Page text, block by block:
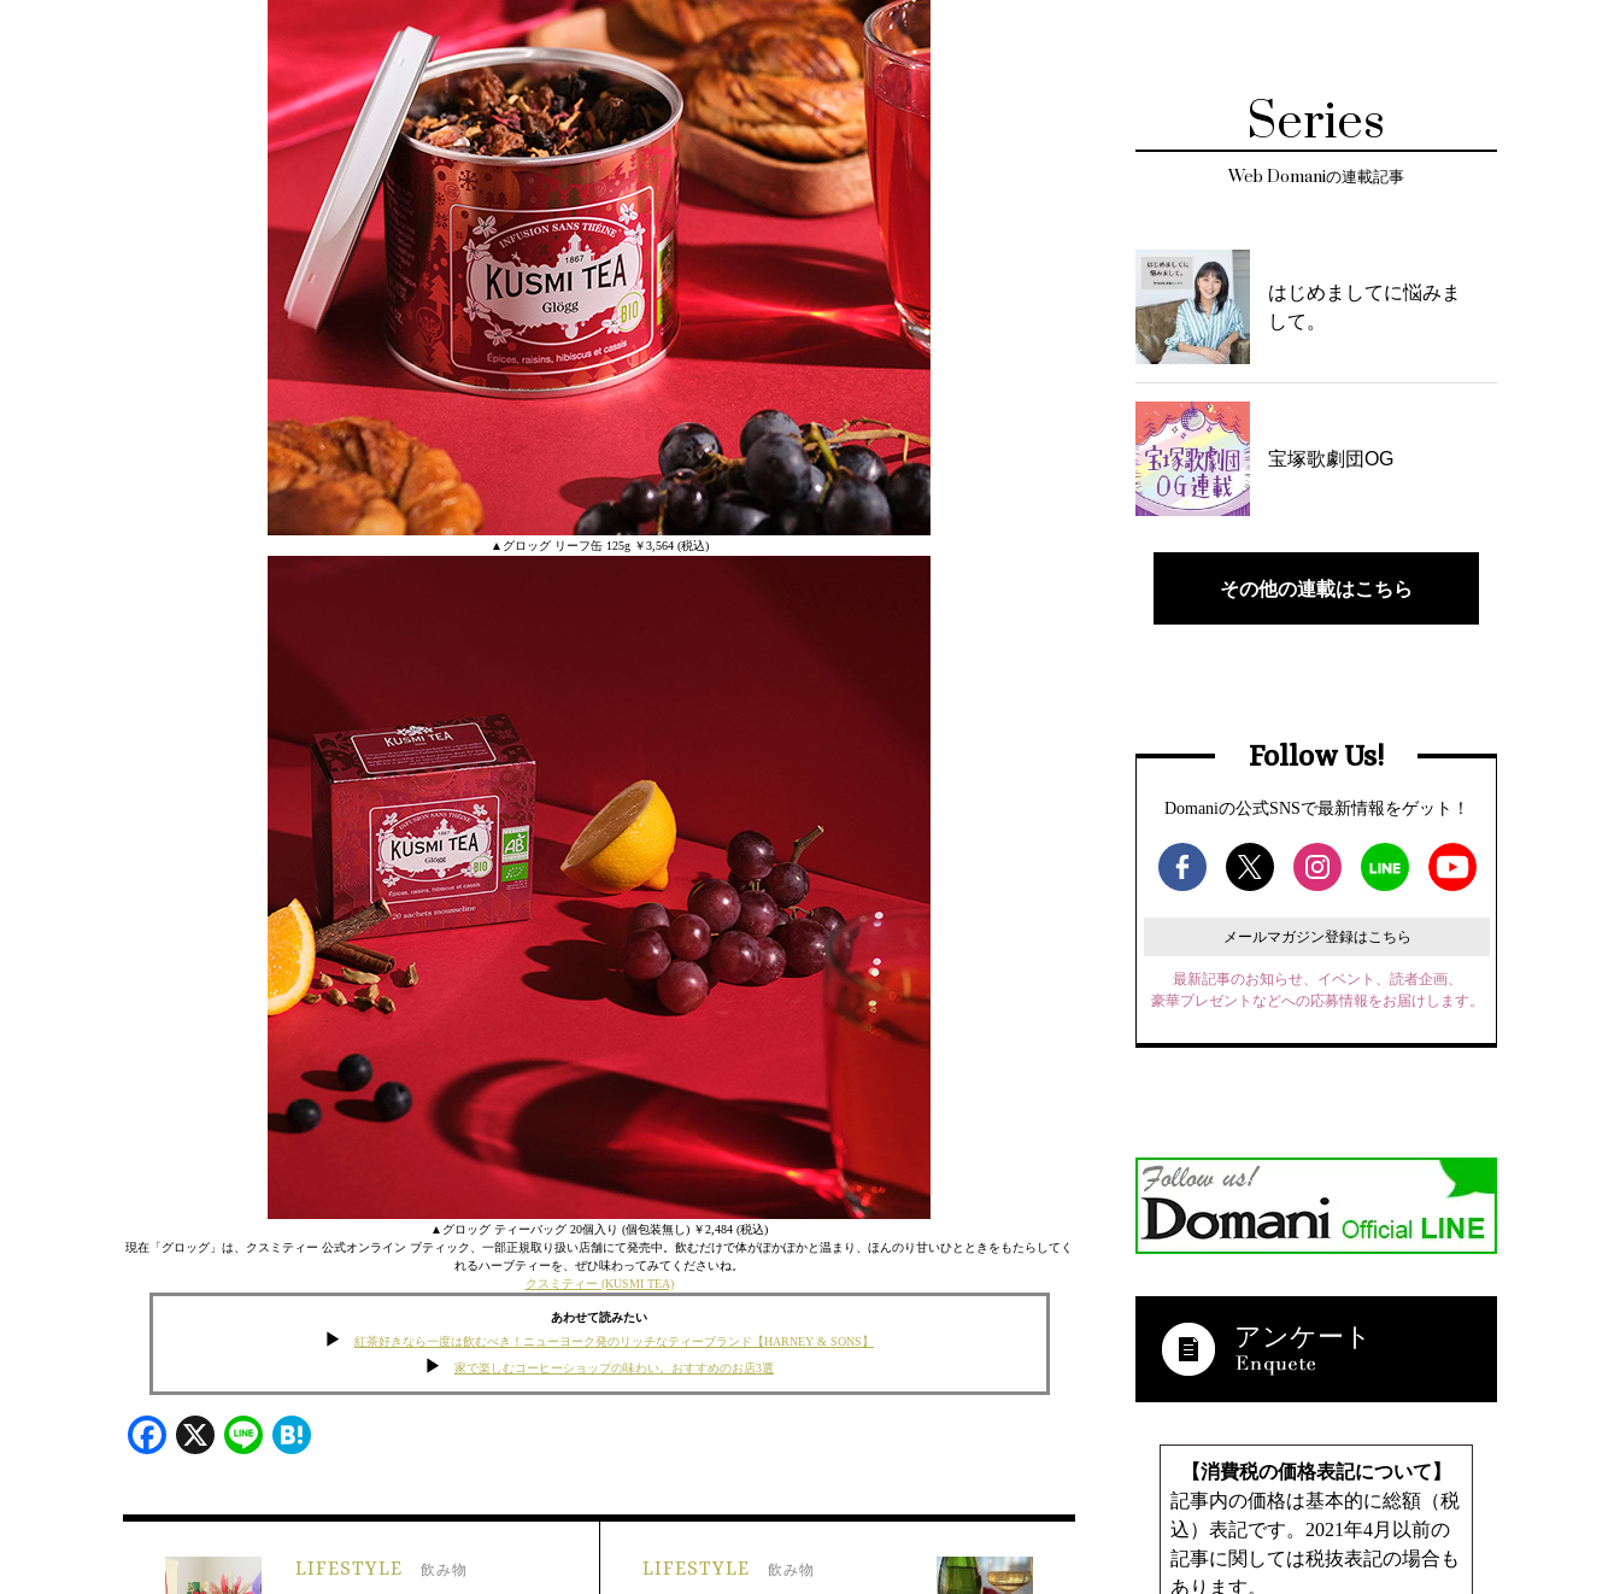
▲グロッグ リーフ缶 125g ￥3,564 (税込)
▲グロッグ ティーバッグ 20個入り (個包装無し) ￥2,484 (税込)
現在「グロッグ」は、クスミティー 公式オンライン ブティック、一部正規取り扱い店舗にて発売中。飲むだけで体がぽかぽかと温まり、ほんのり甘いひとときをもたらしてく
れるハーブティーを、ぜひ味わってみてくださいね。
クスミティー (KUSMI TEA)
あわせて読みたい
紅茶好きなら一度は飲むべき！ニューヨーク発のリッチなティーブランド【HARNEY & SONS】
家で楽しむコーヒーショップの味わい。おすすめのお店3選
Facebook
X Line
LIFESTYLE 飲み物 LIFESTYLE 飲み物
Series
Web Domaniの連載記事
はじめましてに悩みま
して。
宝塚歌劇団OG
その他の連載はこちら
Follow Us!
Domaniの公式SNSで最新情報をゲット！
メールマガジン登録はこちら
最新記事のお知らせ、イベント、読者企画、
豪華プレゼントなどへの応募情報をお届けします。
アンケート
【消費税の価格表記について】
記事内の価格は基本的に総額（税
込）表記です。2021年4月以前の
記事に関しては税抜表記の場合も
あります。